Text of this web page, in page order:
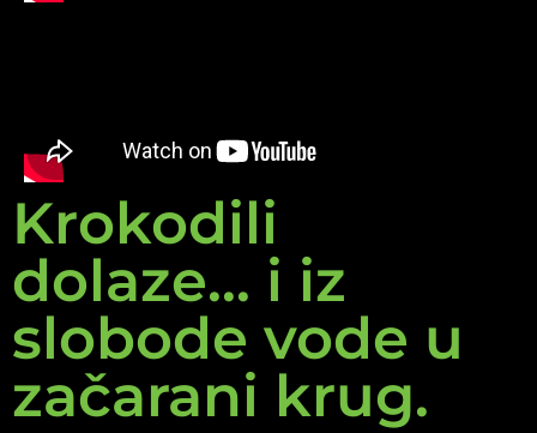
Krokodili
dolaze... i iz
slobode vode u
začarani krug.